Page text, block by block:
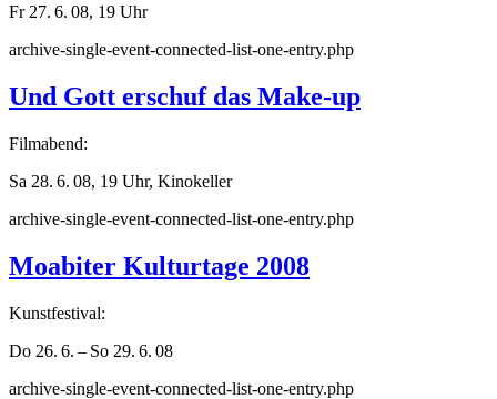
Fr 27. 6. 08, 19 Uhr
archive-single-event-connected-list-one-entry.php
Und Gott erschuf das Make-up
Filmabend:
Sa 28. 6. 08, 19 Uhr, Kinokeller
archive-single-event-connected-list-one-entry.php
Moabiter Kulturtage 2008
Kunstfestival:
Do 26. 6. – So 29. 6. 08
archive-single-event-connected-list-one-entry.php